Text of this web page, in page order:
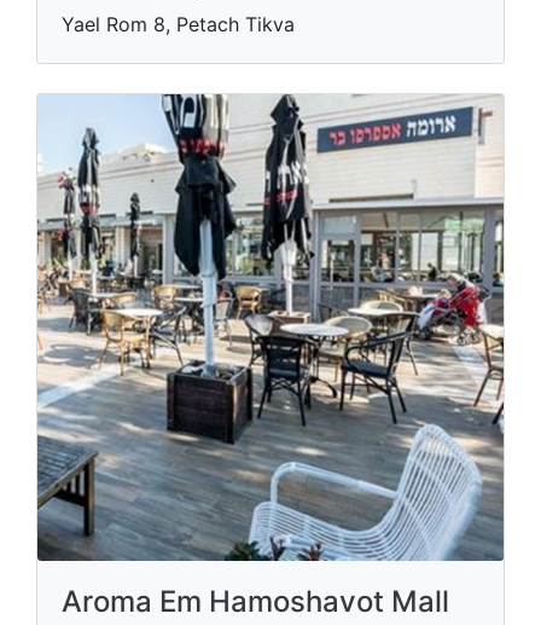
Yael Rom 8, Petach Tikva
Aroma Em Hamoshavot Mall